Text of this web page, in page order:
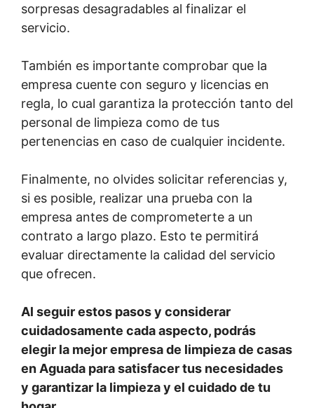
sorpresas desagradables al finalizar el
servicio.
También es importante comprobar que la
empresa cuente con seguro y licencias en
regla, lo cual garantiza la protección tanto del
personal de limpieza como de tus
pertenencias en caso de cualquier incidente.
Finalmente, no olvides solicitar referencias y,
si es posible, realizar una prueba con la
empresa antes de comprometerte a un
contrato a largo plazo. Esto te permitirá
evaluar directamente la calidad del servicio
que ofrecen.
Al seguir estos pasos y considerar
cuidadosamente cada aspecto, podrás
elegir la mejor empresa de limpieza de casas
en Aguada para satisfacer tus necesidades
y garantizar la limpieza y el cuidado de tu